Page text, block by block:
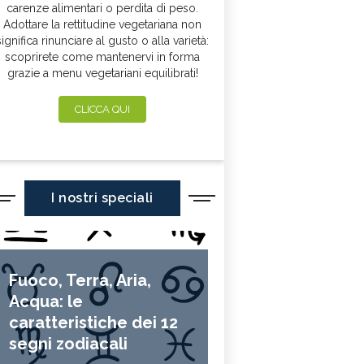
carenze alimentari o perdita di peso.
Adottare la rettitudine vegetariana non
rinunciare al gusto o alla varietà:
scoprirete come mantenervi in forma
grazie a menu vegetariani equilibrati!
CLICCA QUI
I nostri speciali
Fuoco, Terra, Aria,
Acqua: le
caratteristiche dei 12
segni zodiacali